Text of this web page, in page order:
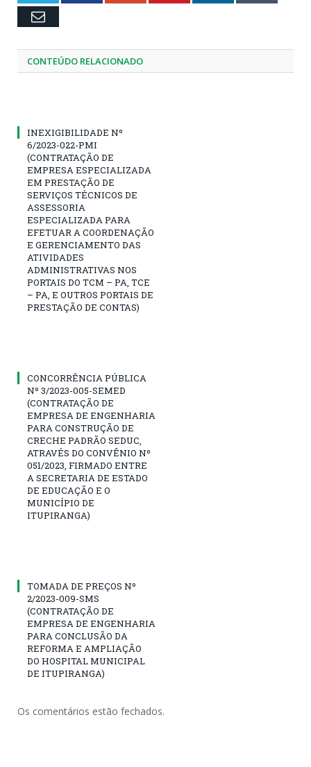
Email
CONTEÚDO RELACIONADO
INEXIGIBILIDADE Nº
6/2023-022-PMI
(CONTRATAÇÃO DE
EMPRESA ESPECIALIZADA
EM PRESTAÇÃO DE
SERVIÇOS TÉCNICOS DE
ASSESSORIA
ESPECIALIZADA PARA
EFETUAR A COORDENAÇÃO
E GERENCIAMENTO DAS
ATIVIDADES
ADMINISTRATIVAS NOS
PORTAIS DO TCM – PA, TCE
– PA, E OUTROS PORTAIS DE
PRESTAÇÃO DE CONTAS)
CONCORRÊNCIA PÚBLICA
Nº 3/2023-005-SEMED
(CONTRATAÇÃO DE
EMPRESA DE ENGENHARIA
PARA CONSTRUÇÃO DE
CRECHE PADRÃO SEDUC,
ATRAVÉS DO CONVÊNIO Nº
051/2023, FIRMADO ENTRE
A SECRETARIA DE ESTADO
DE EDUCAÇÃO E O
MUNICÍPIO DE
ITUPIRANGA)
TOMADA DE PREÇOS Nº
2/2023-009-SMS
(CONTRATAÇÃO DE
EMPRESA DE ENGENHARIA
PARA CONCLUSÃO DA
REFORMA E AMPLIAÇÃO
DO HOSPITAL MUNICIPAL
DE ITUPIRANGA)
Os comentários estão fechados.